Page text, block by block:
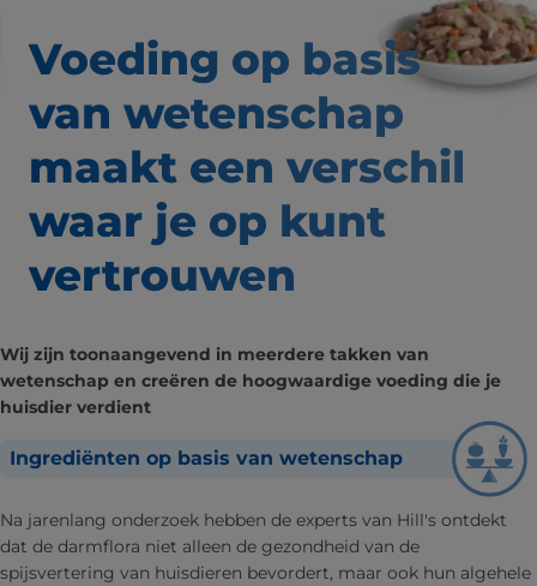
Voeding op basis
van wetenschap
maakt een verschil
waar je op kunt
vertrouwen
Wij zijn toonaangevend in meerdere takken van
wetenschap en creëren de hoogwaardige voeding die je
huisdier verdient
Ingrediënten op basis van wetenschap
Na jarenlang onderzoek hebben de experts van Hill's ontdekt
dat de darmflora niet alleen de gezondheid van de
spijsvertering van huisdieren bevordert, maar ook hun algehele